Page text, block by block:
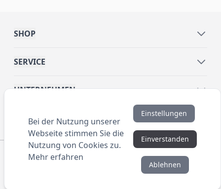
SHOP
SERVICE
UNTERNEHMEN
INFORMATIONEN
© 2016 ANYBRAND.de. All Rights Reserved. Alle
Preisangaben sind Nettopreise zzgl. MwSt. und Versand.
Kein Privatverkauf. Unser Angebot richtet sich
Bei der Nutzung unserer
Webseite stimmen Sie die
Nutzung von Cookies zu.
Mehr erfahren
Einstellungen
Einverstanden
Ablehnen